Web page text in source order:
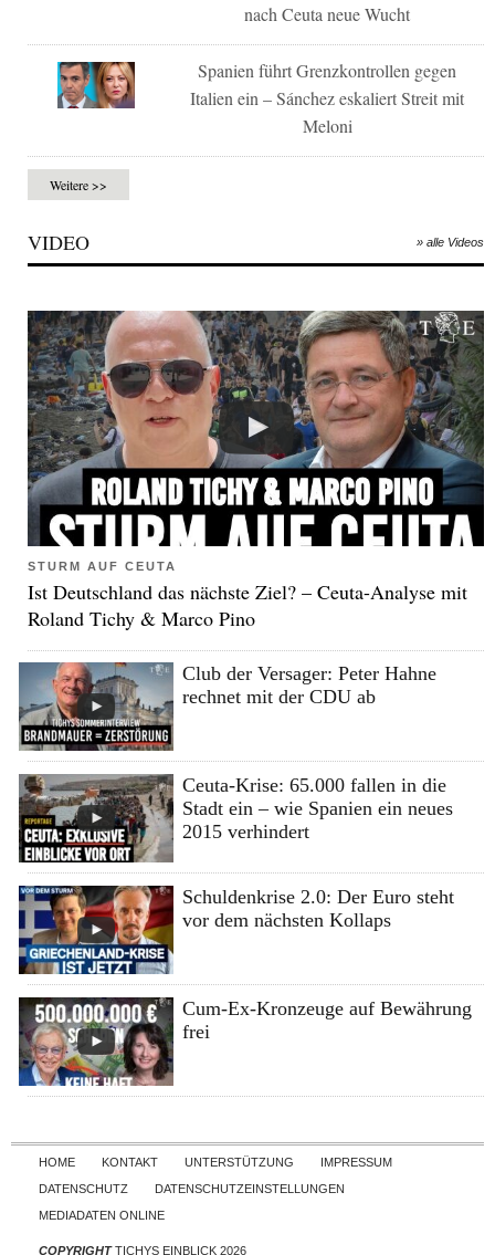
nach Ceuta neue Wucht
Spanien führt Grenzkontrollen gegen
Italien ein – Sánchez eskaliert Streit mit
Meloni
Weitere >>
VIDEO » alle Videos
STURM AUF CEUTA
Ist Deutschland das nächste Ziel? – Ceuta-Analyse mit
Roland Tichy & Marco Pino
Club der Versager: Peter Hahne
rechnet mit der CDU ab
Ceuta-Krise: 65.000 fallen in die
Stadt ein – wie Spanien ein neues
2015 verhindert
Schuldenkrise 2.0: Der Euro steht
vor dem nächsten Kollaps
Cum-Ex-Kronzeuge auf Bewährung
frei
Skip to content
HOME KONTAKT UNTERSTÜTZUNG
IMPRESSUM
DATENSCHUTZ
DATENSCHUTZEINSTELLUNGEN
MEDIADATEN ONLINE
COPYRIGHTTICHYS EINBLICK 2026